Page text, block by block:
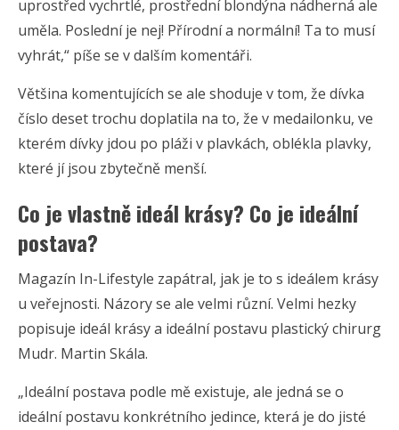
uprostřed vychrtlé, prostřední blondýna nádherná ale
uměla. Poslední je nej! Přírodní a normální! Ta to musí
vyhrát,“ píše se v dalším komentáři.
Většina komentujících se ale shoduje v tom, že dívka
číslo deset trochu doplatila na to, že v medailonku, ve
kterém dívky jdou po pláži v plavkách, oblékla plavky,
které jí jsou zbytečně menší.
Co je vlastně ideál krásy? Co je ideální
postava?
Magazín In-Lifestyle zapátral, jak je to s ideálem krásy
u veřejnosti. Názory se ale velmi různí. Velmi hezky
popisuje ideál krásy a ideální postavu plastický chirurg
Mudr. Martin Skála.
„Ideální postava podle mě existuje, ale jedná se o
ideální postavu konkrétního jedince, která je do jisté